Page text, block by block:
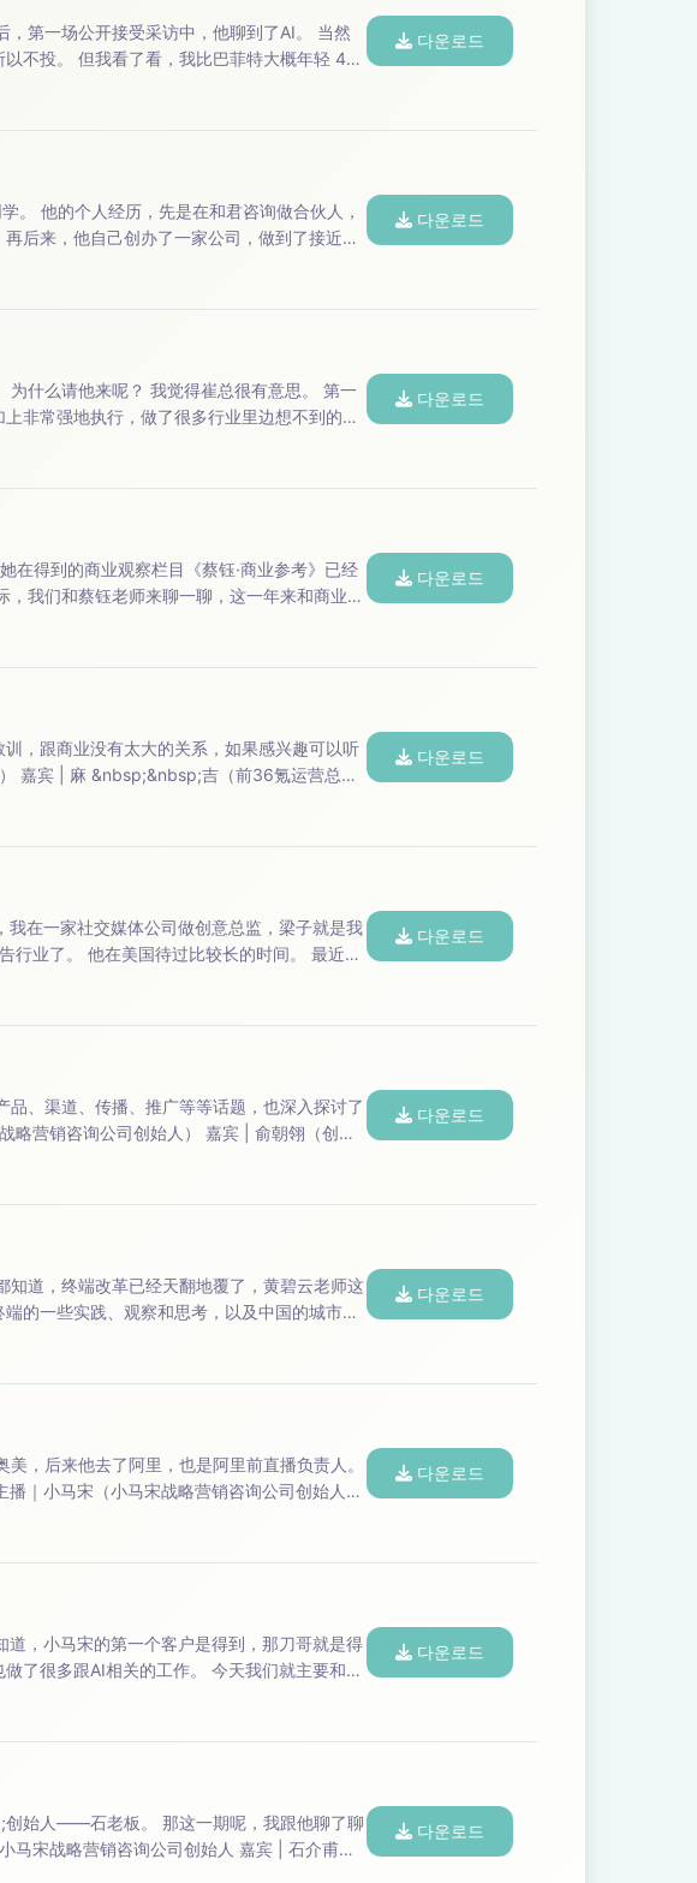
概年轻 40
다운로드
后来，他自己创办了一家公司，做到了接近上
平替，3-4 年做到单...
다운로드
非常强地执行，做了很多行业里边想不到的一
다운로드
다운로드
，跟商业没有太大的关系，如果感兴趣可以听
다운로드
다운로드
다운로드
的一些实践、观察和思考，以及中国的城市格
다운로드
다운로드
的工作。 今天我们就主要和刀
다운로드
一期呢，我跟他聊了聊
다운로드